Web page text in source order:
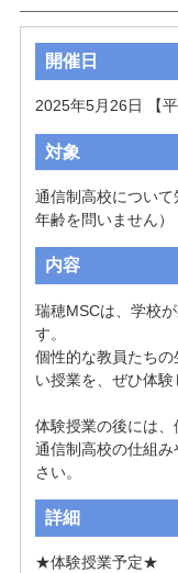
開催日
2025年5月26日 【
対象
通信制高校について
年齢を問いません）
内容
瑞穂MSCは、学校
す。
個性的な教員たち
い授業を、ぜひ体験
体験授業の後には、
通信制高校の仕組
さい。
詳細
★体験授業予定★